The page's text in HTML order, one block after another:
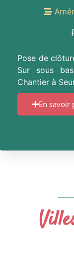
Pose de
Sur sous
Chantier à
En savoir